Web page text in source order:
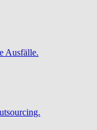
Ausfälle.